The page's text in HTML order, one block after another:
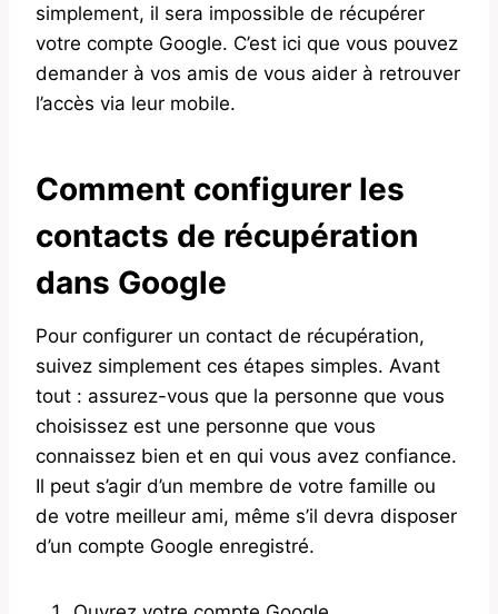
simplement, il sera impossible de récupérer
votre compte Google. C’est ici que vous pouvez
demander à vos amis de vous aider à retrouver
l’accès via leur mobile.
Comment configurer les
contacts de récupération
dans Google
Pour configurer un contact de récupération,
suivez simplement ces étapes simples. Avant
tout : assurez-vous que la personne que vous
choisissez est une personne que vous
connaissez bien et en qui vous avez confiance.
Il peut s’agir d’un membre de votre famille ou
de votre meilleur ami, même s’il devra disposer
d’un compte Google enregistré.